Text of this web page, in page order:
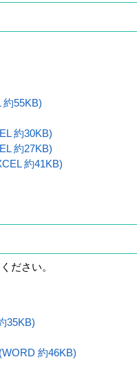
55KB)
約30KB)
約27KB)
約41KB)
ださい。
35KB)
約46KB)